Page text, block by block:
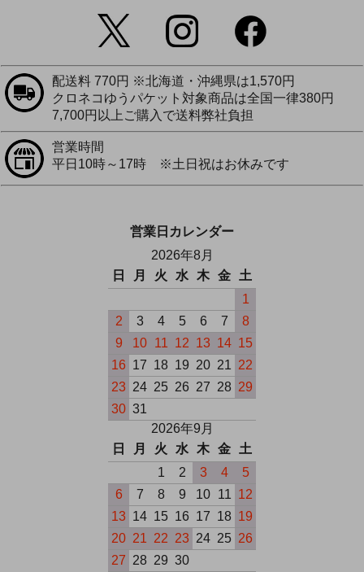
配送料 770円 ※北海道・沖縄県は1,570円
クロネコゆうパケット対象商品は全国一律380円
7,700円以上ご購入で送料弊社負担
営業時間
平日10時～17時 ※土日祝はお休みです
営業日カレンダー
2026年8月
日
月 火 水 木 金
土
1
2
3 4 5 6 7
8
9
10 11 12 13 14 15
16 17 18 19 20 21 22
23 24 25 26 27 28 29
30 31
2026年9月
日
月 火 水 木 金
土
1
2 3 4
5
6
7 8 9 10 11 12
13 14 15 16 17 18 19
20 21 22 23 24 25 26
27 28 29 30